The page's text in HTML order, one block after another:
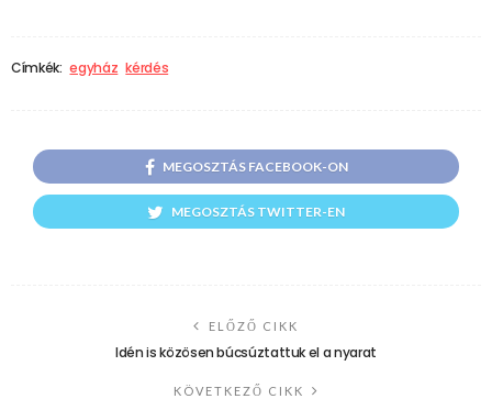
Címkék: egyház kérdés
MEGOSZTÁS FACEBOOK-ON
MEGOSZTÁS TWITTER-EN
ELŐZŐ CIKK
Idén is közösen búcsúztattuk el a nyarat
KÖVETKEZŐ CIKK